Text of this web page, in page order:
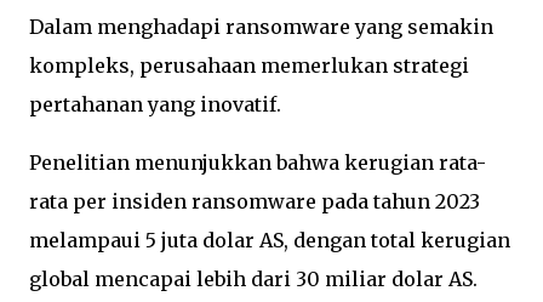
Dalam menghadapi ransomware yang semakin
kompleks, perusahaan memerlukan strategi
pertahanan yang inovatif.
Penelitian menunjukkan bahwa kerugian rata-
rata per insiden ransomware pada tahun 2023
melampaui 5 juta dolar AS, dengan total kerugian
global mencapai lebih dari 30 miliar dolar AS.